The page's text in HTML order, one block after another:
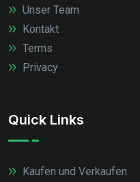
Unser Team
Kontakt
Terms
Privacy
Quick Links
Kaufen und Verkaufen